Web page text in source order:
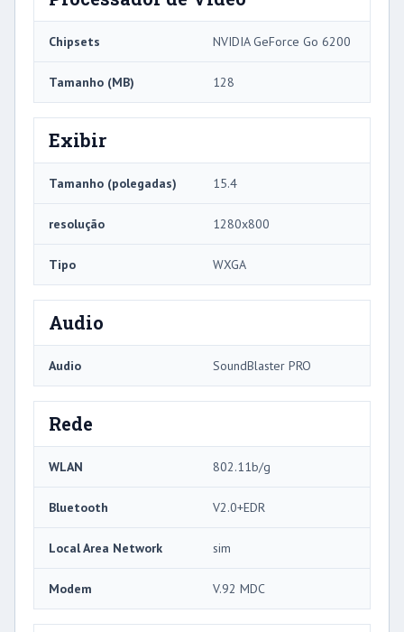
Chipsets NVIDIA GeForce Go 6200
Tamanho (MB) 128
Exibir
Tamanho (polegadas) 15.4
resolução 1280x800
Tipo WXGA
Audio
Audio SoundBlaster PRO
Rede
WLAN 802.11b/g
Bluetooth V2.0+EDR
Local Area Network sim
Modem V.92 MDC